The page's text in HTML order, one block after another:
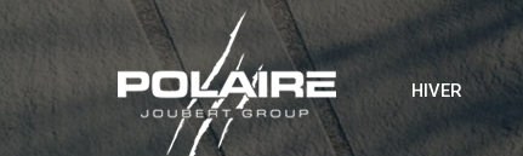
HIVER